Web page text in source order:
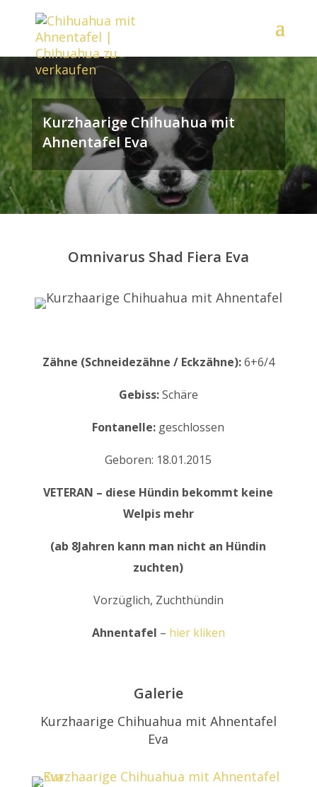
Kurzhaarige Chihuahua mit
Ahnentafel Eva
Omnivarus Shad Fiera Eva
Zähne (Schneidezähne / Eckzähne):6+6/4
Gebiss:Schäre
Fontanelle: geschlossen
Geboren: 18.01.2015
VETERAN – diese Hündin bekommt keine
Welpis mehr
(ab 8Jahren kann man nicht an Hündin
zuchten)
Vorzüglich, Zuchthündin
Ahnentafel – hier kliken
Galerie
Kurzhaarige Chihuahua mit Ahnentafel
Eva